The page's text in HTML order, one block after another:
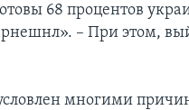
68 процентов
– При этом,
многими